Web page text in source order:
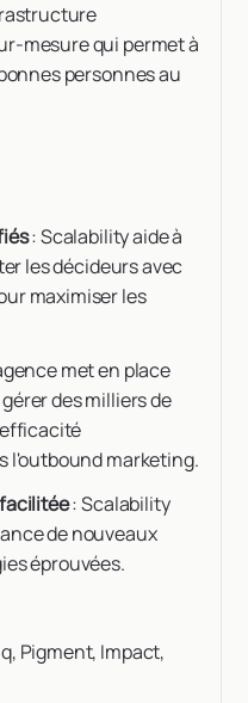
mesure qui permet à
personnes au
: Scalability aide à
les décideurs avec
maximiser les
met en place
des milliers de
l'outbound marketing.
: Scalability
de nouveaux
éprouvées.
Pigment, Impact,